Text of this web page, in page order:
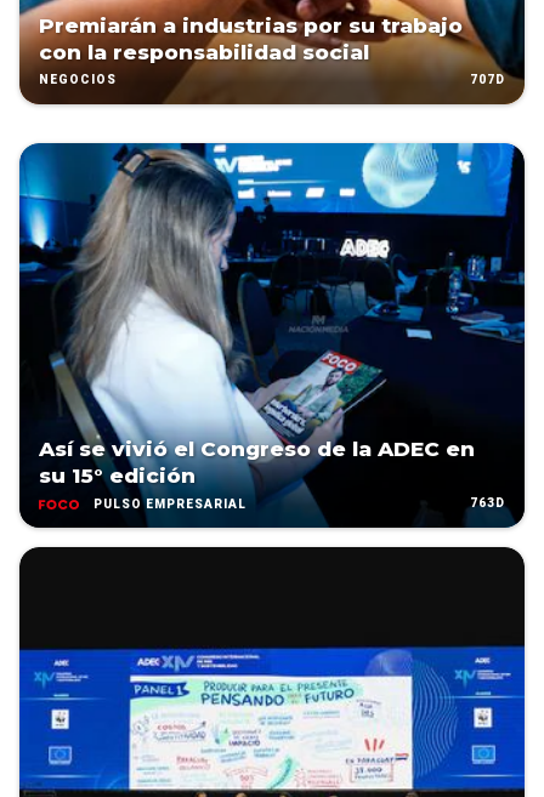
Premiarán a industrias por su trabajo
con la responsabilidad social
NEGOCIOS 707D
Así se vivió el Congreso de la ADEC en
su 15° edición
PULSO EMPRESARIAL 763D